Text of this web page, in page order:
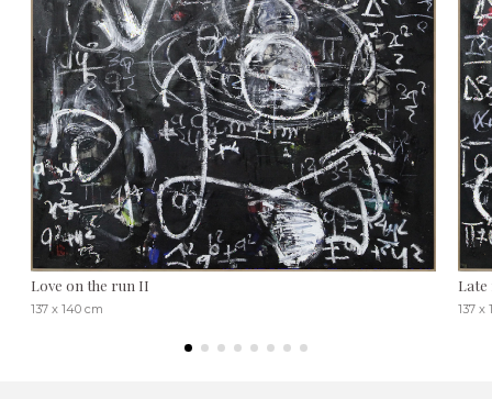
Love on the run II
137 x 140 cm
Late
137 x